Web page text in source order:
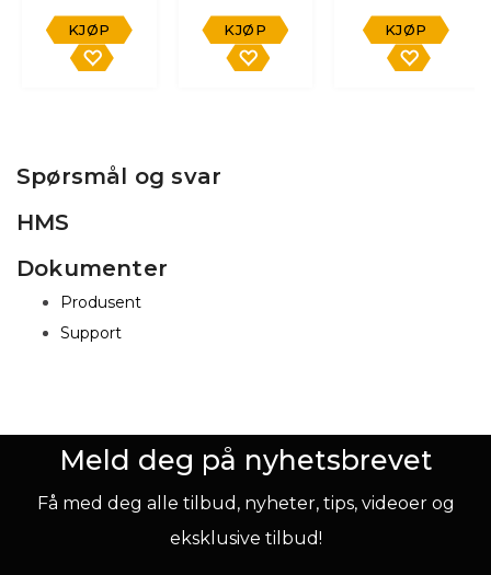
KJØP KJØP KJØP
Spørsmål og svar
HMS
Dokumenter
Produsent
Support
Meld deg på nyhetsbrevet
Få med deg alle tilbud, nyheter, tips, videoer og
eksklusive tilbud!